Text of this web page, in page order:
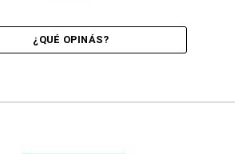
¿QUÉ OPINÁS?